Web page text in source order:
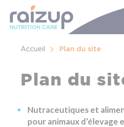
Accueil Plan du site
Plan du
Nutraceutiques et
pour animaux d’élevage